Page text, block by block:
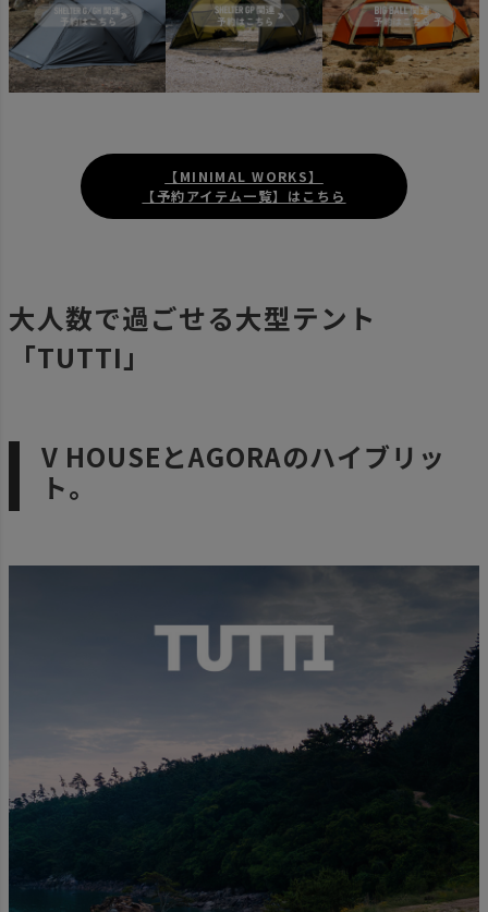
【MINIMAL WORKS】
【予約アイテム一覧】はこちら
大人数で過ごせる大型テント
「TUTTI」
V HOUSEとAGORAのハイブリッ
ト。